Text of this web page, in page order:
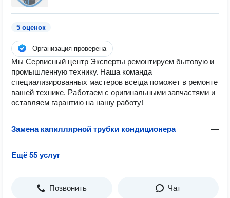
5 оценок
Организация проверена
Мы Сервисный центр Эксперты ремонтируем бытовую и
промышленную технику. Наша команда
специализированных мастеров всегда поможет в ремонте
вашей технике. Работаем с оригинальными запчастями и
оставляем гарантию на нашу работу!
Замена капиллярной трубки кондиционера —
Ещё 55 услуг
Позвонить Чат